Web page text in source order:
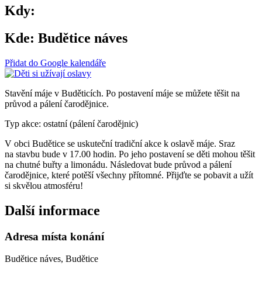
Kdy:
Kde: Budětice náves
Přidat do Google kalendáře
Stavění máje v Buděticích. Po postavení máje se můžete těšit na
průvod a pálení čarodějnice.
Typ akce: ostatní (pálení čarodějnic)
V obci Budětice se uskuteční tradiční akce k oslavě máje. Sraz
na stavbu bude v 17.00 hodin. Po jeho postavení se děti mohou těšit
na chutné buřty a limonádu. Následovat bude průvod a pálení
čarodějnice, které potěší všechny přítomné. Přijďte se pobavit a užít
si skvělou atmosféru!
Další informace
Adresa místa konání
Budětice náves, Budětice